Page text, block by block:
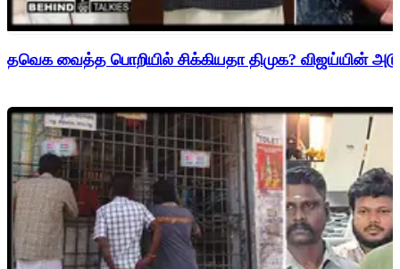
தவெக வைத்த பொறியில் சிக்கியதா திமுக? விஜய்யின்